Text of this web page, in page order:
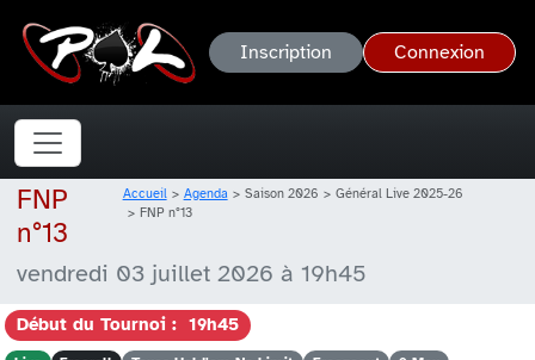
Inscription Connexion
FNP
n°13
Accueil Agenda Saison 2026
Général Live 2025-26
FNP n°13
vendredi 03 juillet 2026 à 19h45
Début du Tournoi : 19h45